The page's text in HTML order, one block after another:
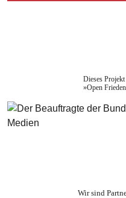
Dieses
»Open
Wir sind